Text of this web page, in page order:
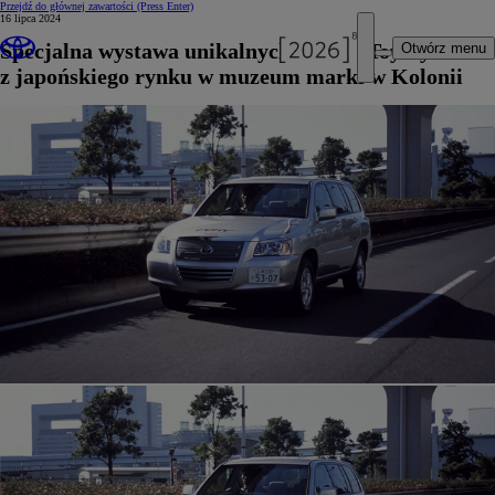
Przejdź do głównej zawartości (Press Enter)
Otwórz menu
16 lipca 2024
Specjalna wystawa unikalnych modeli Toyoty
z japońskiego rynku w muzeum marki w Kolonii